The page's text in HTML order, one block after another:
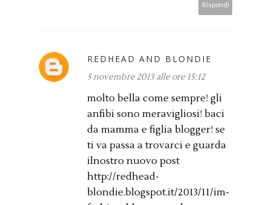
Rispondi
REDHEAD AND BLONDIE
5 novembre 2013 alle ore 15:12
molto bella come sempre! gli
anfibi sono meravigliosi! baci
da mamma e figlia blogger! se
ti va passa a trovarci e guarda
ilnostro nuovo post
http://redhead-
blondie.blogspot.it/2013/11/im-